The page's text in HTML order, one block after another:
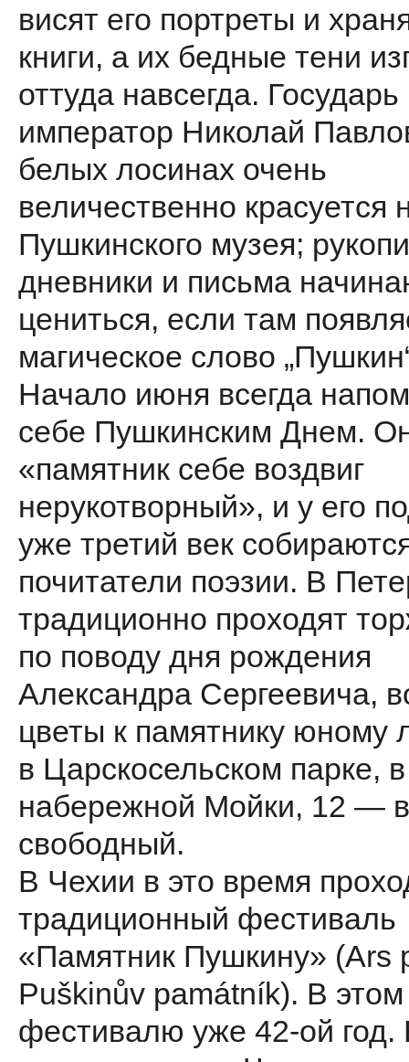
висят его портреты и
книги, а их бедные тени
оттуда навсегда. Государь
император Николай
белых лосинах очень
величественно красуется
Пушкинского музея;
дневники и письма
цениться, если там
магическое слово
Начало июня всегда
себе Пушкинским Днем.
«памятник себе воздвиг
нерукотворный», и у его
уже третий век
почитатели поэзии. В
традиционно проходят
по поводу дня рождения
Александра Сергеевича,
цветы к памятнику юному
в Царскосельском парке,
набережной Мойки, 12 —
свободный.
В Чехии в это время
традиционный фестиваль
«Памятник Пушкину» (Ars
Puškinův památník). В этом
фестивалю уже 42-ой год.